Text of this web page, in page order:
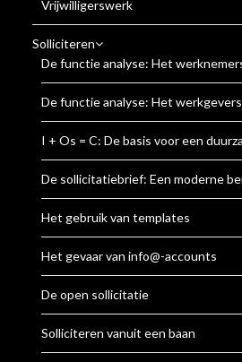
Vrijwilligerswerk
Solliciteren
De functie analyse: Het
De functie analyse: Het
I + Os = C: De basis voor een
De sollicitatiebrief: Een moderne
Het gebruik van templates
Het gevaar van info@-accounts
De open sollicitatie
Solliciteren vanuit een baan